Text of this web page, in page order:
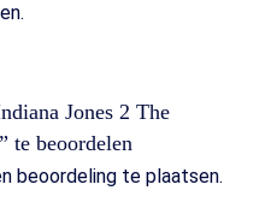
Jones 2 The
te beoordelen
beoordeling te plaatsen.